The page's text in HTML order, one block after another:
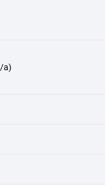
a)